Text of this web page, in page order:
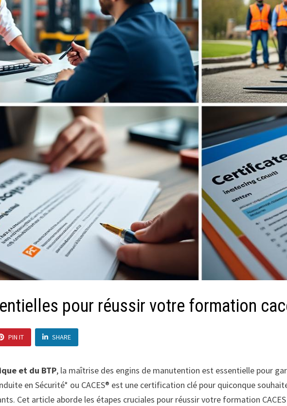
pour réussir votre formation
PIN IT SHARE
et du BTP, la maîtrise des engins de manutention est essentielle pour
en Sécurité* ou CACES® est une certification clé pour quiconque
Cet article aborde les étapes cruciales pour réussir votre formation